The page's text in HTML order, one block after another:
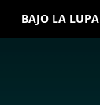
BAJO LA LUPA